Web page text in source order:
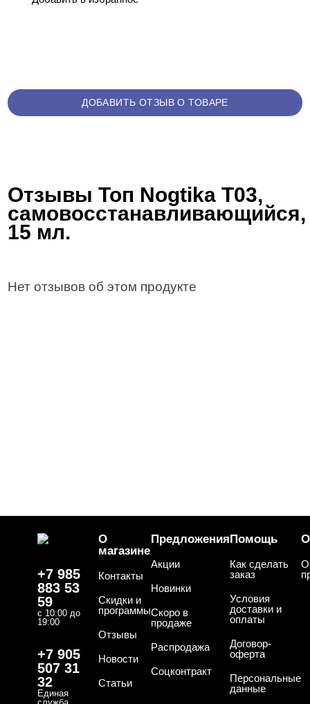
Отзывы Топ Nogtika T03,
самовосстанавливающийся,
15 мл.
Нет отзывов об этом продукте
ДОБАВИТЬ ОТЗЫВ О ТОВАРЕ
+7 985
883 53
59
с 10:00 до
19:00
+7 905
507 31
32
Единая
О
магазине
Контакты
Скидки и
программы
Отзывы
Новости
Статьи
Предложения
Акции
Новинки
Скоро в
продаже
Распродажа
Соцконтракт
Помощь
Как сделать
заказ
Условия
доставки и
оплаты
Договор-
оферта
Персональные
данные